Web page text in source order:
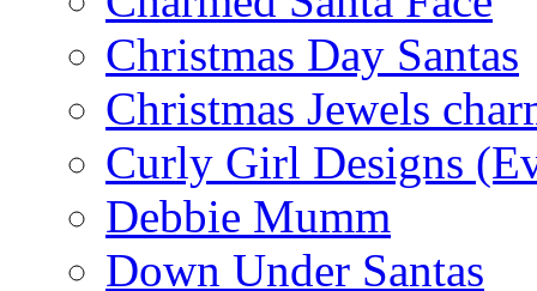
Christmas Day Santas
Christmas Jewels
Curly Girl Designs
Debbie Mumm
Down Under Santas